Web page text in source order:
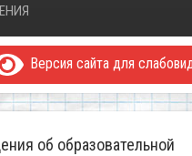
Версия сайта для
об образовательной